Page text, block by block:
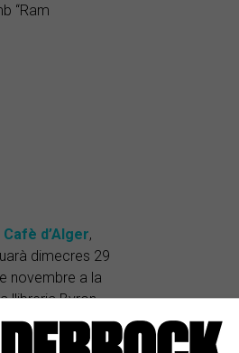
“Ram
Cafè d’Alger,
dimecres 29
novembre a la
llibreria Byron,
la Fresca